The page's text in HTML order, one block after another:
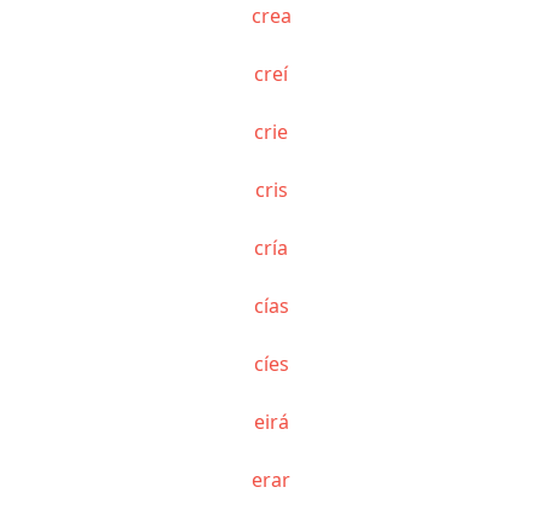
crea
creí
crie
cris
cría
cías
cíes
eirá
erar